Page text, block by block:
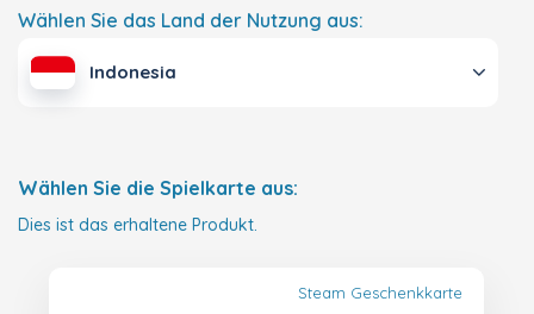
Wählen Sie das Land der Nutzung aus:
Indonesia
Wählen Sie die Spielkarte aus:
Dies ist das erhaltene Produkt.
Steam Geschenkkarte